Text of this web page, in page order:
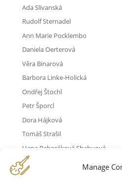
Manage
Ada Slivanská
Rudolf Sternadel
Ann Marie Pocklembo
Daniela Oerterová
Věra Binarová
Barbora Linke-Holická
Ondřej Štochl
Petr Šporcl
Dora Hájková
Tomáš Strašil
Hana Baboráková Shabuová
Joaquín de la Cuesta-González
Ondřej Štajnochr